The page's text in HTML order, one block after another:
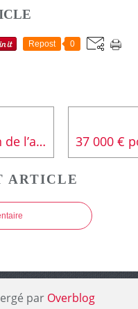
Repost 0
Handicap : la question de l’accessibilité au Mans en débat sur LMtv
ARTICLE
par Overblog